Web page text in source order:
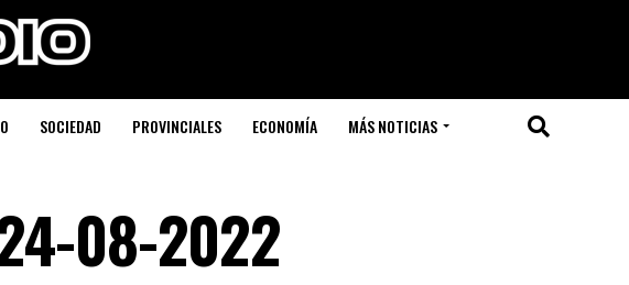
SOCIEDAD PROVINCIALES ECONOMÍA MÁS NOTICIAS
08-2022